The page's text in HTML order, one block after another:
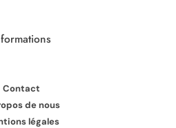
Contact
de nous
légales